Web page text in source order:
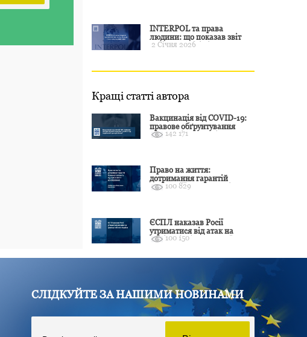
INTERPOL та права
людини: що показав звіт
CCF за 2024 рік і чого чекати
2 Січня 2026
Кращі статті автора
Вакцинація від COVID-19:
правове обґрунтування
відмови і захист від
142 171
Право на життя:
дотримання гарантій
Конвенції залежить від
100 829
ЄСПЛ наказав Росії
утриматися від атак на
цивільні об’єкти України
100 150
СЛІДКУЙТЕ ЗА НАШИМИ НОВИНАМИ